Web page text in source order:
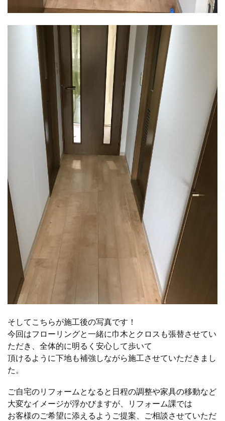
そしてこちらが施工後の写真です！
今回はフローリングと一緒に巾木とクロスも張替させてい
ただき、全体的に明るく安心して歩いて
頂けるように下地も補強しながら施工させていただきまし
た。
ご自宅のリフォームとなると日程の調整や家具の移動など
大変なイメージが浮かびますが、リフォーム課では
お客様のご希望に添えるようご提案、ご相談させていただ